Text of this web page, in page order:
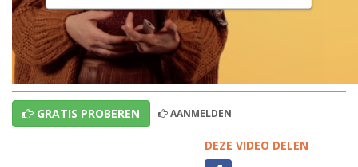
GRATIS PROBEREN AANMELDEN
DEZE VIDEO DELEN